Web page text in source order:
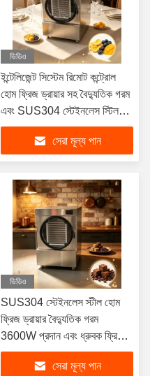
ভিডিও
ইন্টেলিজেন্ট সিস্টেম রিমোট কন্ট্রোল
হোম ফ্রিজ ড্রায়ার সহ বৈদ্যুতিক গরম
এবং SUS304 স্টেইনলেস স্টিল
ফ্রিজ শুকানোর জন্য উপযুক্ত
সেরা মূল্য পান
ভিডিও
SUS304 স্টেইনলেস স্টীল হোম
ফ্রিজ ড্রায়ার বৈদ্যুতিক গরম
3600W প্রদান এবং ধ্রুবক ফ্রিজ
শুকানোর ফলাফল প্রদান করার জন্য
ডিজাইন করা
সেরা মূল্য পান